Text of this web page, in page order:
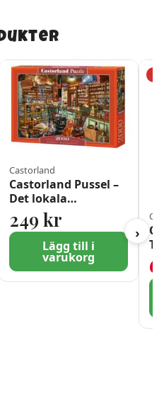
Castorland
Castorland Pussel –
Det lokala
varuhuset 2000 Bitar
249 kr
Lägg till i
varukorg
›